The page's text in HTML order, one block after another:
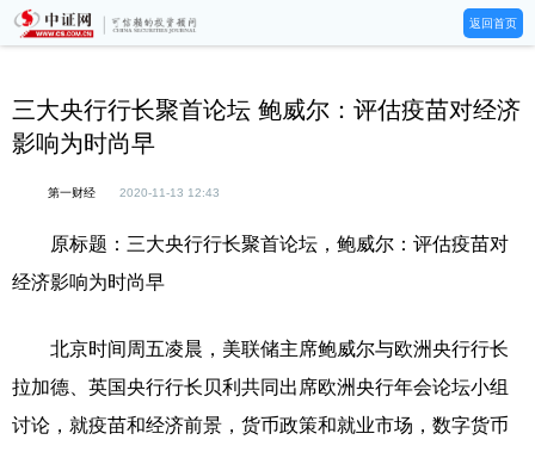
返回首页
三大央行行长聚首论坛 鲍威尔：评估疫苗对经济
影响为时尚早
第一财经 2020-11-13 12:43
原标题：三大央行行长聚首论坛，鲍威尔：评估疫苗对
经济影响为时尚早
北京时间周五凌晨，美联储主席鲍威尔与欧洲央行行长
拉加德、英国央行行长贝利共同出席欧洲央行年会论坛小组
讨论，就疫苗和经济前景，货币政策和就业市场，数字货币